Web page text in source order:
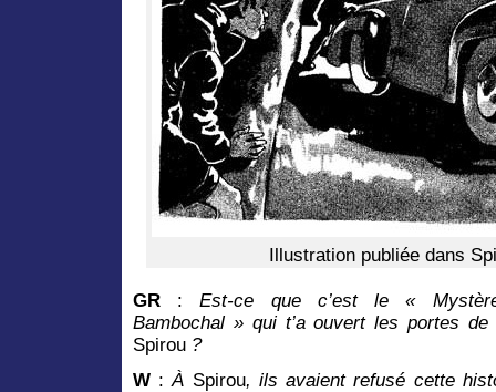
Illustration publiée dans
GR :Est-ce que c’est le «
Bambochal » qui t’a ouvert les portes de
Spirou ?
W :À Spirou, ils avaient refusé cette